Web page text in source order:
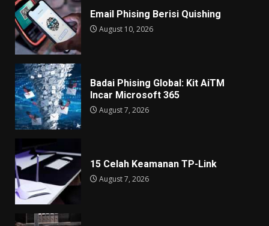
Email Phising Berisi Quishing
August 10, 2026
Badai Phising Global: Kit AiTM
Incar Microsoft 365
August 7, 2026
15 Celah Keamanan TP-Link
August 7, 2026